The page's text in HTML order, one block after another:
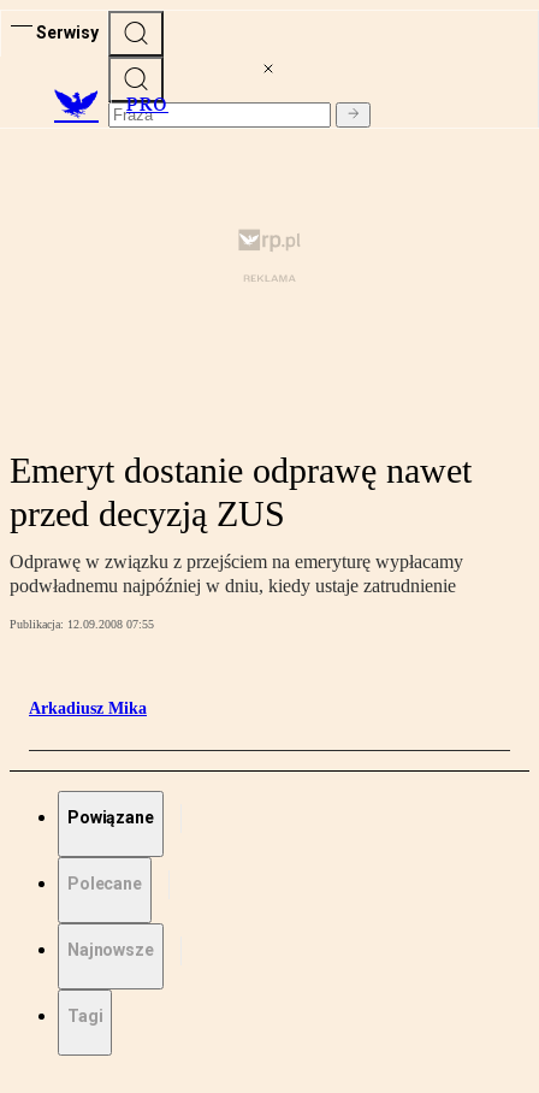
Serwisy
PRO
Emeryt dostanie odprawę nawet
przed decyzją ZUS
Odprawę w związku z przejściem na emeryturę wypłacamy
podwładnemu najpóźniej w dniu, kiedy ustaje zatrudnienie
Publikacja: 12.09.2008 07:55
Arkadiusz Mika
Powiązane
Polecane
Najnowsze
Tagi